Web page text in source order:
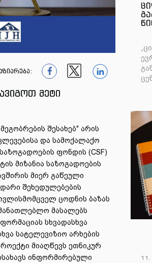
მეტი
შესახებ" არის
და სამოქალაქო
ფონდის (CSF)
მიზანია საზოგადოების
მიერ გაწეული
შეხედულებების
ცოდნის ბაზას
მასალებს
სხვადასხვა
სატელევიზიო არხების
მიაღწევს ეთნიკურ
ინფორმირებული